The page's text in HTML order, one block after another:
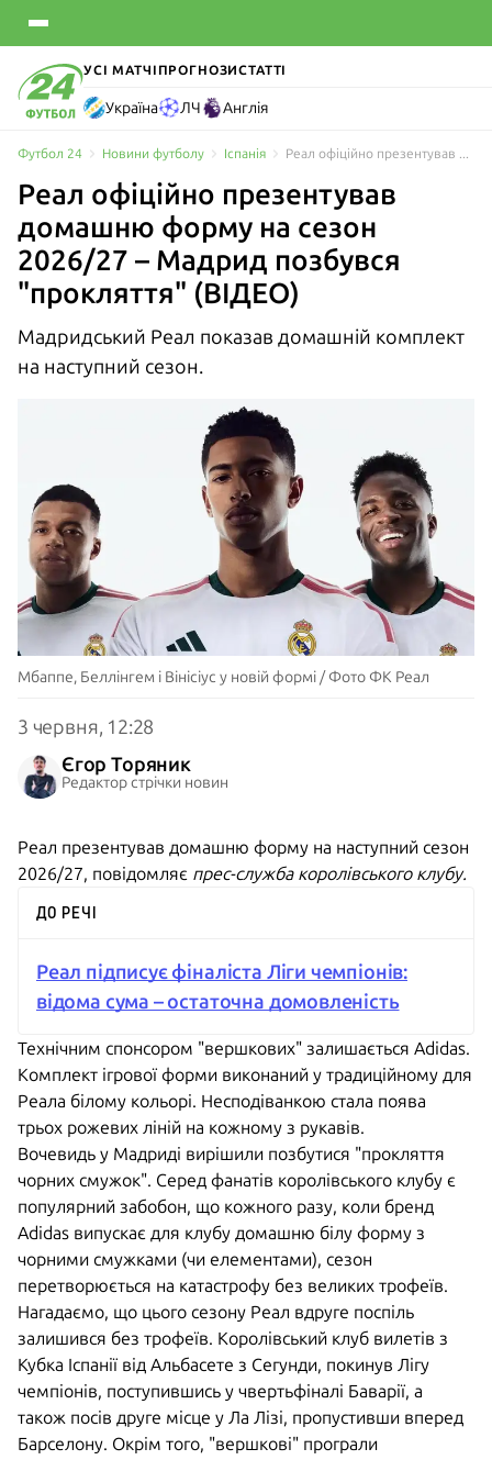
УСІ МАТЧІ ПРОГНОЗИСТАТТІ
Україна ЛЧ Англія
Футбол 24 Новини футболу Іспанія
Реал офіційно презентував
домашню форму на сезон
2026/27 – Мадрид позбувся
"прокляття" (ВІДЕО)
Мадридський Реал показав домашній комплект
на наступний сезон.
Мбаппе, Беллінгем і Вінісіус у новій формі / Фото ФК Реал
3 червня, 12:28
Єгор Торяник
Редактор стрічки новин
Реал презентував домашню форму на наступний сезон
2026/27, повідомляє прес-служба королівського клубу.
ДО РЕЧІ
Реал підписує фіналіста Ліги чемпіонів:
відома сума – остаточна домовленість
Технічним спонсором "вершкових" залишається Adidas.
Комплект ігрової форми виконаний у традиційному для
Реала білому кольорі. Несподіванкою стала поява
трьох рожевих ліній на кожному з рукавів.
Вочевидь у Мадриді вирішили позбутися "прокляття
чорних смужок". Серед фанатів королівського клубу є
популярний забобон, що кожного разу, коли бренд
Adidas випускає для клубу домашню білу форму з
чорними смужками (чи елементами), сезон
перетворюється на катастрофу без великих трофеїв.
Нагадаємо, що цього сезону Реал вдруге поспіль
залишився без трофеїв. Королівський клуб вилетів з
Кубка Іспанії від Альбасете з Сегунди, покинув Лігу
чемпіонів, поступившись у чвертьфіналі Баварії, а
також посів друге місце у Ла Лізі, пропустивши вперед
Барселону. Окрім того, "вершкові" програли